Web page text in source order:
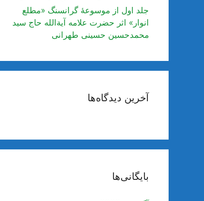
جلد اول از موسوعۀ گرانسنگ «مطلع
انوار» اثر حضرت علامه آیة‌الله حاج سید
محمدحسین حسینی طهرانی
آخرین دیدگاه‌ها
بایگانی‌ها